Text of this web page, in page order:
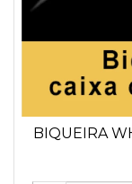
BIQUEIRA